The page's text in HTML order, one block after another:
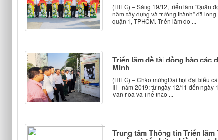
(HIEC) – Sáng 19/12, triển lãm “Quân
năm xây dựng và trưởng thành” đã
quận 1, TPHCM. Triển lãm do ...
Triển lãm đề tài đồng bào các
Minh
(HIEC) – Chào mừngĐại hội đại biểu
III - năm 2019; từ ngày 12/11 đến
Văn hóa và Thể thao ...
Trung tâm Thông tin Triển